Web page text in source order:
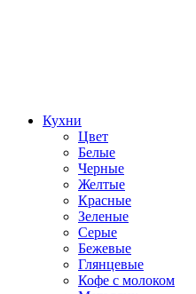
Кухни
Цвет
Белые
Черные
Желтые
Красные
Зеленые
Серые
Бежевые
Глянцевые
Кофе с молоком